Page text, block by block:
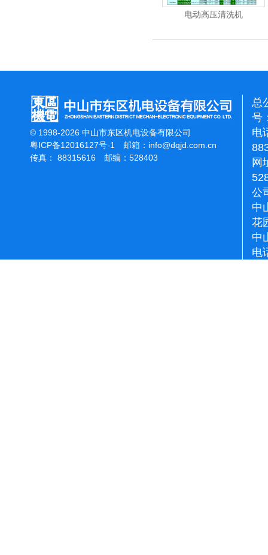
电动高压清洗机
© 1998-2026 中山市东区机电设备有限公司
粤ICP备12016127号-1
邮箱： info@dqjd.com.cn
传真： 88315616 邮编：528403
总
号
电
网
公
中
花
中
电